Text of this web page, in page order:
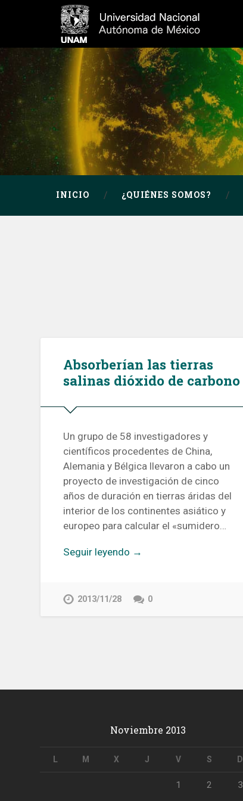
INICIO ¿QUIÉNES SOMOS?
Absorberían las tierras
salinas dióxido de carbono
Un grupo de 58 investigadores y
científicos procedentes de China,
Alemania y Bélgica llevaron a cabo un
proyecto de investigación de cinco
años de duración en tierras áridas del
interior de los continentes asiático y
europeo para calcular el «sumidero…
Seguir leyendo →
2013/11/28 0
Noviembre 2013
L M X J V S D
1 2 3